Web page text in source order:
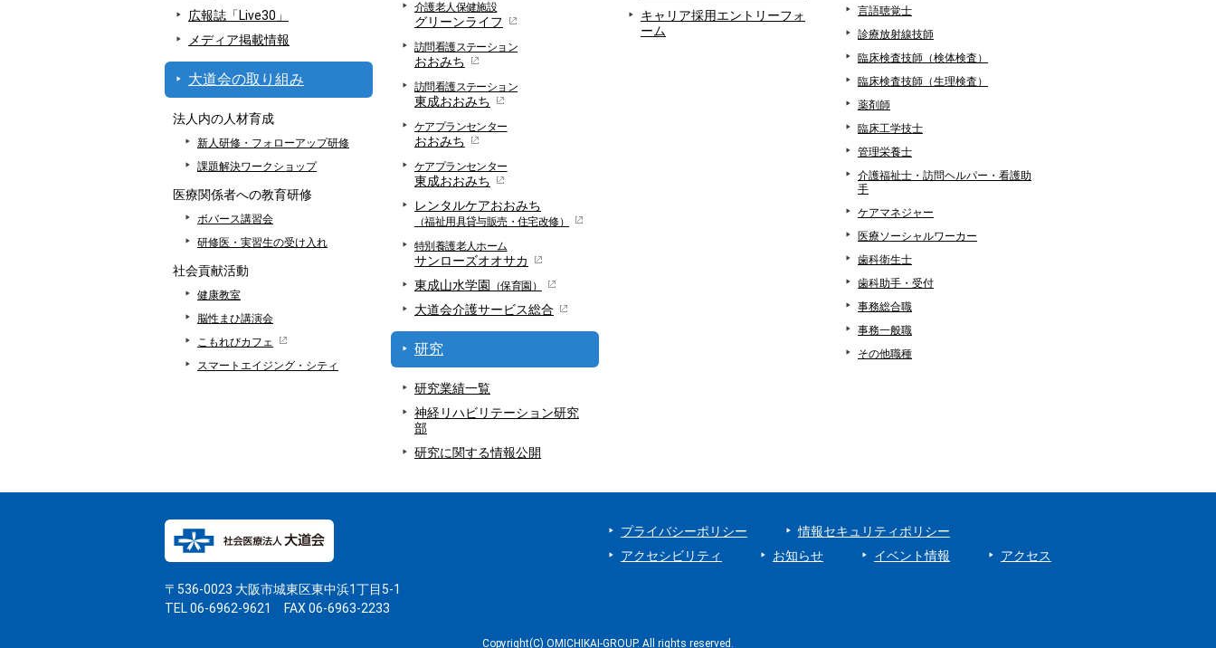
広報誌「Live30」
メディア掲載情報
大道会の取り組み
法人内の人材育成
新人研修・フォローアップ研修
課題解決ワークショップ
医療関係者への教育研修
ボバース講習会
研修医・実習生の受け入れ
社会貢献活動
健康教室
脳性まひ講演会
こもれびカフェ
スマートエイジング・シティ
介護老人保健施設
グリーンライフ
訪問看護ステーション
おおみち
訪問看護ステーション
東成おおみち
ケアプランセンター
おおみち
ケアプランセンター
東成おおみち
レンタルケアおおみち
（福祉用具貸与販売・住宅改修）
特別養護老人ホーム
サンローズオオサカ
東成山水学園
（保育園）
大道会介護サービス総合
研究
研究業績一覧
神経リハビリテーション研究
部
研究に関する情報公開
キャリア採用エントリーフォ
ーム
言語聴覚士
診療放射線技師
臨床検査技師（検体検査）
臨床検査技師（生理検査）
薬剤師
臨床工学技士
管理栄養士
介護福祉士・訪問ヘルパー・看護助
手
ケアマネジャー
医療ソーシャルワーカー
歯科衛生士
歯科助手・受付
事務総合職
事務一般職
その他職種
〒536-0023 大阪市城東区東中浜1丁目5-1
TEL 06-6962-9621 FAX 06-6963-2233
プライバシーポリシー
情報セキュリティポリシー
アクセシビリティ
お知らせ イベント情報 アクセス
Copyright(C) OMICHIKAI-GROUP. All rights reserved.